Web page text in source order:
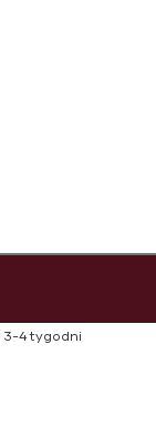
3-4 tygodni